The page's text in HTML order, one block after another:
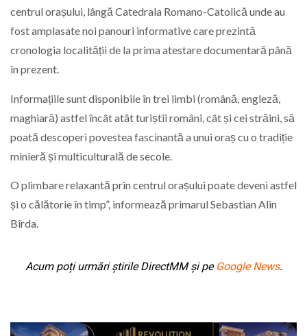
centrul orașului, lângă Catedrala Romano-Catolică unde au
fost amplasate noi panouri informative care prezintă
cronologia localității de la prima atestare documentară până
în prezent.
Informațiile sunt disponibile în trei limbi (română, engleză,
maghiară) astfel încât atât turiștii români, cât și cei străini, să
poată descoperi povestea fascinantă a unui oraș cu o tradiție
minieră și multiculturală de secole.
O plimbare relaxantă prin centrul orașului poate deveni astfel
și o călătorie în timp”, informează primarul Sebastian Alin
Bîrda.
Acum poți urmări știrile DirectMM și pe Google News.